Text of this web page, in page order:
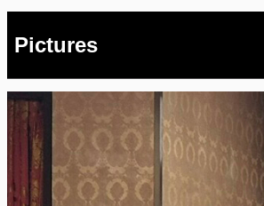
Pictures